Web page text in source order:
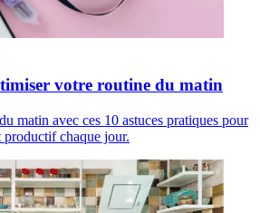
votre routine du matin
matin avec ces 10 astuces pratiques pour
productif chaque jour.